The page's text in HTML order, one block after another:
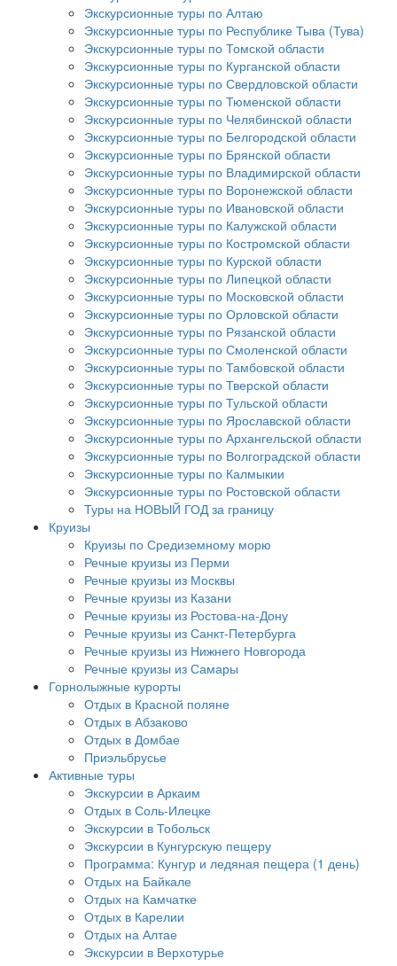
Экскурсионные туры по Алтаю
Экскурсионные туры по Республике Тыва (Тува)
Экскурсионные туры по Томской области
Экскурсионные туры по Курганской области
Экскурсионные туры по Свердловской области
Экскурсионные туры по Тюменской области
Экскурсионные туры по Челябинской области
Экскурсионные туры по Белгородской области
Экскурсионные туры по Брянской области
Экскурсионные туры по Владимирской области
Экскурсионные туры по Воронежской области
Экскурсионные туры по Ивановской области
Экскурсионные туры по Калужской области
Экскурсионные туры по Костромской области
Экскурсионные туры по Курской области
Экскурсионные туры по Липецкой области
Экскурсионные туры по Московской области
Экскурсионные туры по Орловской области
Экскурсионные туры по Рязанской области
Экскурсионные туры по Смоленской области
Экскурсионные туры по Тамбовской области
Экскурсионные туры по Тверской области
Экскурсионные туры по Тульской области
Экскурсионные туры по Ярославской области
Экскурсионные туры по Архангельской области
Экскурсионные туры по Волгоградской области
Экскурсионные туры по Калмыкии
Экскурсионные туры по Ростовской области
Туры на НОВЫЙ ГОД за границу
Круизы
Круизы по Средиземному морю
Речные круизы из Перми
Речные круизы из Москвы
Речные круизы из Казани
Речные круизы из Ростова-на-Дону
Речные круизы из Санкт-Петербурга
Речные круизы из Нижнего Новгорода
Речные круизы из Самары
Горнолыжные курорты
Отдых в Красной поляне
Отдых в Абзаково
Отдых в Домбае
Приэльбрусье
Активные туры
Экскурсии в Аркаим
Отдых в Соль-Илецке
Экскурсии в Тобольск
Экскурсии в Кунгурскую пещеру
Программа: Кунгур и ледяная пещера (1 день)
Отдых на Байкале
Отдых на Камчатке
Отдых в Карелии
Отдых на Алтае
Экскурсии в Верхотурье